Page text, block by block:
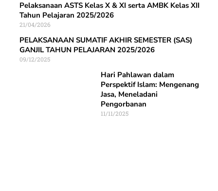
Pelaksanaan ASTS Kelas X & XI serta AMBK Kelas XII
Tahun Pelajaran 2025/2026
21/04/2026
PELAKSANAAN SUMATIF AKHIR SEMESTER (SAS)
GANJIL TAHUN PELAJARAN 2025/2026
09/12/2025
Hari Pahlawan dalam
Perspektif Islam: Mengenang
Jasa, Meneladani
Pengorbanan
11/11/2025